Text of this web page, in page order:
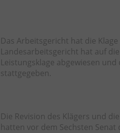
Das Arbeitsgericht hat die
Landesarbeitsgericht hat auf
Leistungsklage abgewiesen
stattgegeben.
Die Revision des Klägers und
hatten vor dem Sechsten